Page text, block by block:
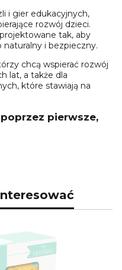
i gier edukacyjnych,
rozwój dzieci.
tak, aby
naturalny i bezpieczny.
chcą wspierać rozwój
lat, a także dla
które stawiają na
pierwsze,